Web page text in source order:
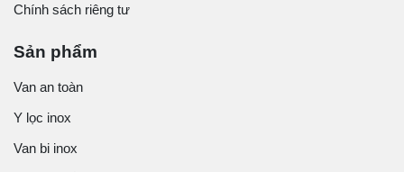
Chính sách riêng tư
Sản phẩm
Van an toàn
Y lọc inox
Van bi inox